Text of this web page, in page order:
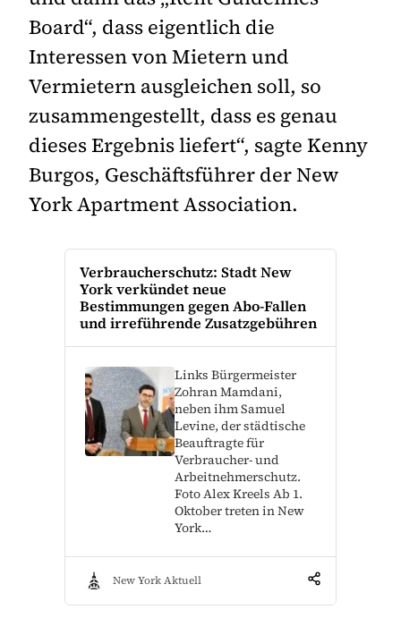
Board“, dass eigentlich die
Interessen von Mietern und
Vermietern ausgleichen soll, so
zusammengestellt, dass es genau
dieses Ergebnis liefert“, sagte Kenny
Burgos, Geschäftsführer der New
York Apartment Association.
Verbraucherschutz: Stadt New
York verkündet neue
Bestimmungen gegen Abo-Fallen
und irreführende Zusatzgebühren
Links Bürgermeister
Zohran Mamdani,
neben ihm Samuel
Levine, der städtische
Beauftragte für
Verbraucher- und
Arbeitnehmerschutz.
Foto Alex Kreels Ab 1.
Oktober treten in New
York…
New York Aktuell